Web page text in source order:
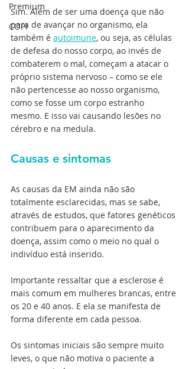
Premium
COPI
Sim. Além de ser uma doença que não
para de avançar no organismo, ela
também é autoimune, ou seja, as células
de defesa do nosso corpo, ao invés de
combaterem o mal, começam a atacar o
próprio sistema nervoso – como se ele
não pertencesse ao nosso organismo,
como se fosse um corpo estranho
mesmo. E isso vai causando lesões no
cérebro e na medula.
Causas e sintomas
As causas da EM ainda não são
totalmente esclarecidas, mas se sabe,
através de estudos, que fatores genéticos
contribuem para o aparecimento da
doença, assim como o meio no qual o
indivíduo está inserido.
Importante ressaltar que a esclerose é
mais comum em mulheres brancas, entre
os 20 e 40 anos. E ela se manifesta de
forma diferente em cada pessoa.
Os sintomas iniciais são sempre muito
leves, o que não motiva o paciente a